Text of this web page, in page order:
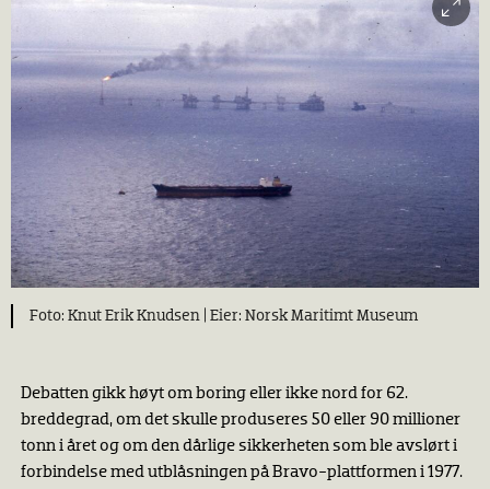
Knut Erik Knudsen | Norsk Maritimt Museum
Debatten gikk høyt om boring eller ikke nord for 62.
breddegrad, om det skulle produseres 50 eller 90 millioner
tonn i året og om den dårlige sikkerheten som ble avslørt i
forbindelse med utblåsningen på Bravo-plattformen i 1977.